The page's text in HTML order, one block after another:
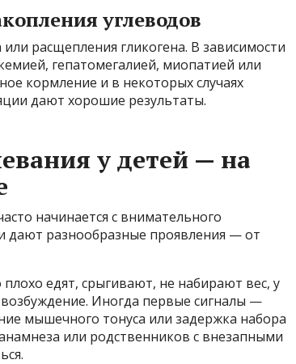
углеводов
расщепления гликогена. В зависимости
гепатомегалией, миопатией или
кормление и в некоторых случаях
дают хорошие результаты.
у детей — на
начинается с внимательного
дают разнообразные проявления — от
едят, срыгивают, не набирают вес, у
Иногда первые сигналы —
мышечного тонуса или задержка набора
или родственников с внезапными